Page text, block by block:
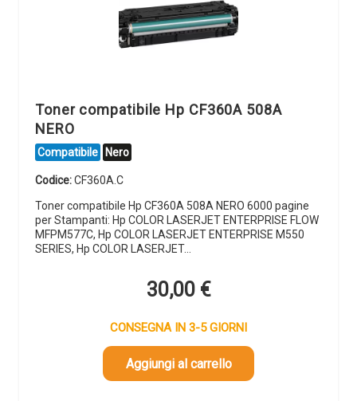
Toner compatibile Hp CF360A 508A
NERO
Compatibile Nero
Codice:CF360A.C
Toner compatibile Hp CF360A 508A NERO 6000 pagine
per Stampanti: Hp COLOR LASERJET ENTERPRISE FLOW
MFPM577C, Hp COLOR LASERJET ENTERPRISE M550
SERIES, Hp COLOR LASERJET…
30,00 €
CONSEGNA IN 3-5 GIORNI
Aggiungi al carrello